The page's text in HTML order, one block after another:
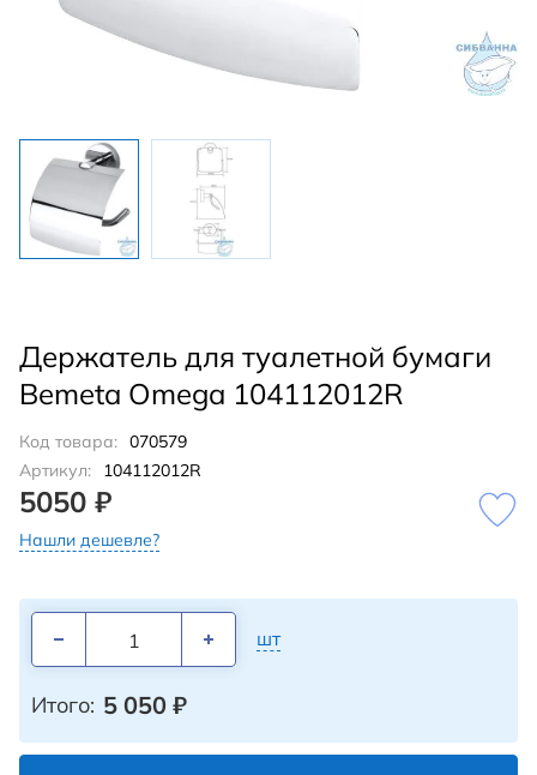
Держатель для туалетной бумаги
Bemeta Omega 104112012R
Код товара: 070579
Артикул:
104112012R
5050 ₽
Нашли дешевле?
шт
Итого: 5 050 ₽